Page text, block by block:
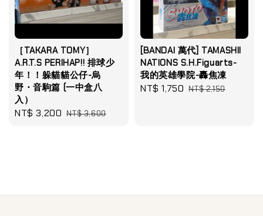
［TAKARA TOMY］
A.R.T.S PERIHAP!! 排球少
年！！躲貓貓公仔-烏
野・音駒篇 (一中盒八
入）
Sale
NT$ 3,200 Regular
NT$ 3,600
[BANDAI 萬代] TAMASHII
NATIONS S.H.Figuarts-
我的英雄學院-轟焦凍
Sale
NT$ 1,750 Regular
NT$ 2,150